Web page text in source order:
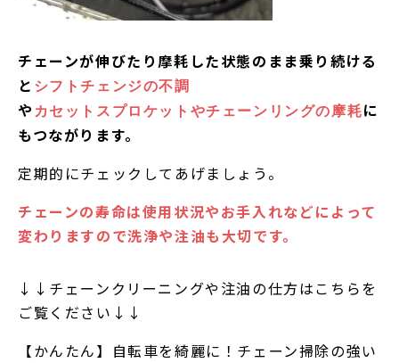
チェーンが伸びたり摩耗した状態のまま乗り続ける
と シフトチェンジの不調
や カセットスプロケットやチェーンリングの摩耗に
もつながります。
定期的にチェックしてあげましょう。
チェーンの寿命は使用状況やお手入れなどによって
変わりますので洗浄や注油も大切です。
↓↓チェーンクリーニングや注油の仕方はこちらを
ご覧ください↓↓
【かんたん】自転車を綺麗に！チェーン掃除の強い